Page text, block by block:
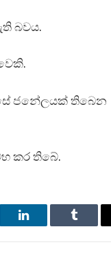
බවය.
ජනේලයක් තිබෙන
කර තිබේ.
LinkedIn Tumblr